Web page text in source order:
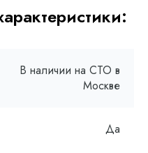
В наличии на СТО в
Москве
Да